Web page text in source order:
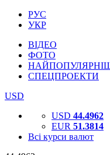
РУС
УКР
ВІДЕО
ФОТО
СПЕЦПРОЕКТИ
USD
USD 44.4962
EUR 51.3814
Всі курси валют